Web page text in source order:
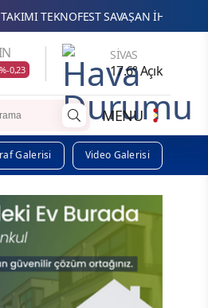
SAVAŞAN İHA YARIŞMASINDA
%-0,23
SIVAS
17.6° Açık
MENU
Galerisi Video Galerisi